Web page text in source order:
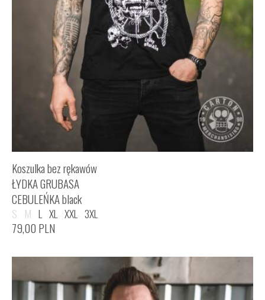
Koszulka bez rękawów
ŁYDKA GRUBASA
CEBULEŃKA black
S M L XL XXL 3XL
79,00 PLN